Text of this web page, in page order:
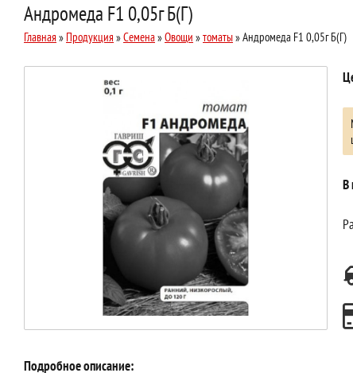
Андромеда F1 0,05г Б(Г)
Главная » Продукция »Семена»Овощи »томаты» Андромеда F1 0,05г Б(Г)
В
Подробное описание: